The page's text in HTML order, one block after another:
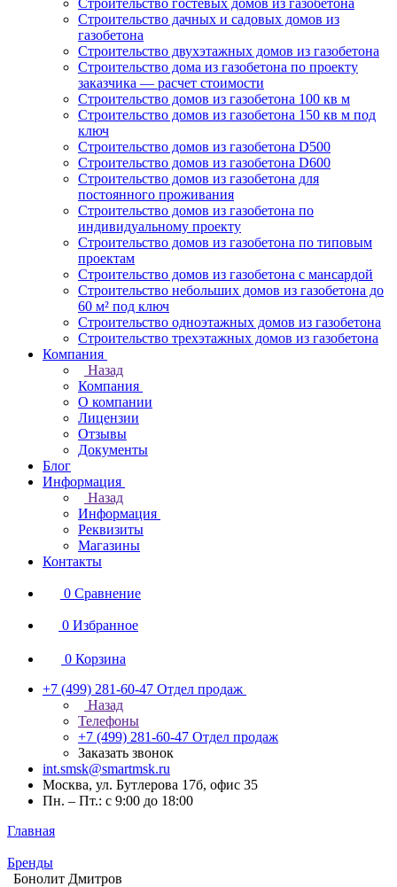
Строительство гостевых домов из газобетона
Строительство дачных и садовых домов из
газобетона
Строительство двухэтажных домов из газобетона
Строительство дома из газобетона по проекту
заказчика — расчет стоимости
Строительство домов из газобетона 100 кв м
Строительство домов из газобетона 150 кв м под
ключ
Строительство домов из газобетона D500
Строительство домов из газобетона D600
Строительство домов из газобетона для
постоянного проживания
Строительство домов из газобетона по
индивидуальному проекту
Строительство домов из газобетона по типовым
проектам
Строительство домов из газобетона с мансардой
Строительство небольших домов из газобетона до
60 м² под ключ
Строительство одноэтажных домов из газобетона
Строительство трехэтажных домов из газобетона
Компания
Назад
Компания
О компании
Лицензии
Отзывы
Документы
Блог
Информация
Назад
Информация
Реквизиты
Магазины
Контакты
0 Сравнение
0 Избранное
0 Корзина
+7 (499) 281-60-47 Отдел продаж
Назад
Телефоны
+7 (499) 281-60-47 Отдел продаж
Заказать звонок
int.smsk@smartmsk.ru
Москва, ул. Бутлерова 17б, офис 35
Пн. – Пт.: с 9:00 до 18:00
Главная
Бренды
Бонолит Дмитров